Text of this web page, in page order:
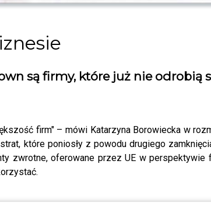
są firmy, które już nie odrobią
firm" – mówi Katarzyna Borowiecka w
które poniosły z powodu drugiego
zwrotne, oferowane przez UE w